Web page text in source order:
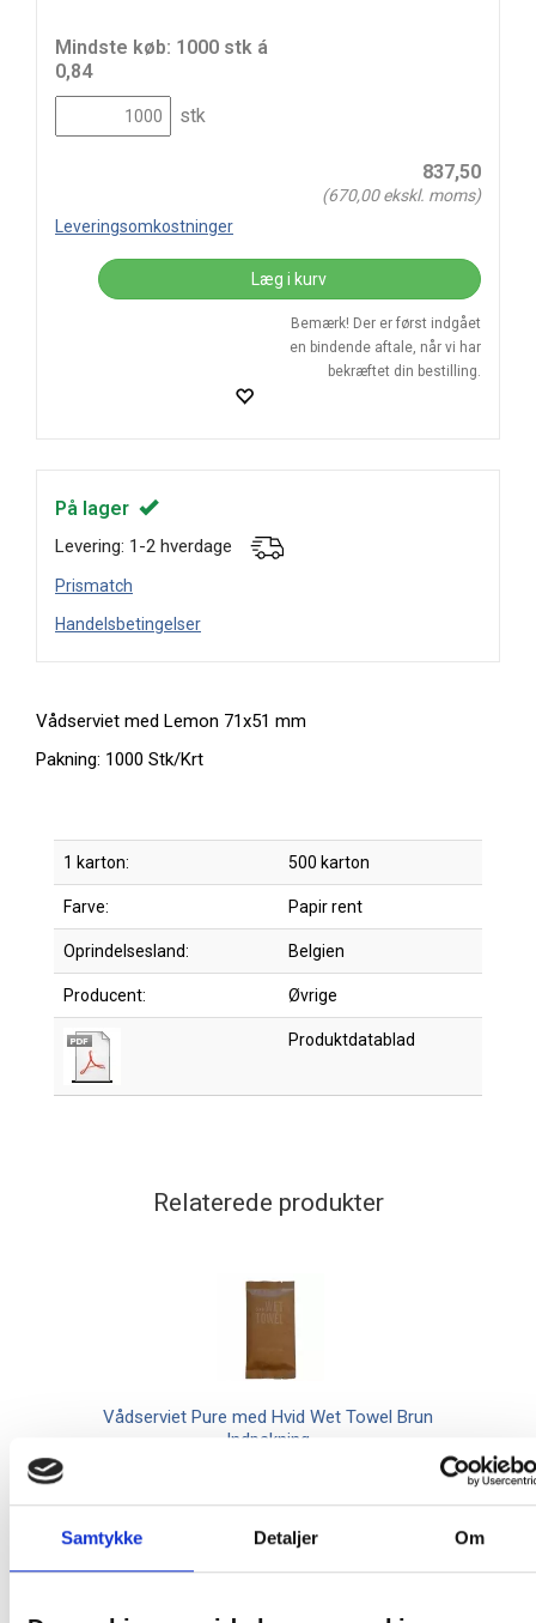
Samtykke Detaljer Om
Mindste køb: 1000 stk á
0,84
stk
837,50
(670,00ekskl. moms)
Leveringsomkostninger
Læg i kurv
Bemærk! Der er først indgået
en bindende aftale, når vi har
bekræftet din bestilling.
På lager
Levering: 1-2 hverdage
Prismatch
Handelsbetingelser
Vådserviet med Lemon 71x51 mm
Pakning: 1000 Stk/Krt
1 karton: 500 karton
Farve: Papir rent
Oprindelsesland: Belgien
Producent: Øvrige
Produktdatablad
Relaterede produkter
Vådserviet Pure med Hvid Wet Towel Brun
Indpakning
4,63 / stk